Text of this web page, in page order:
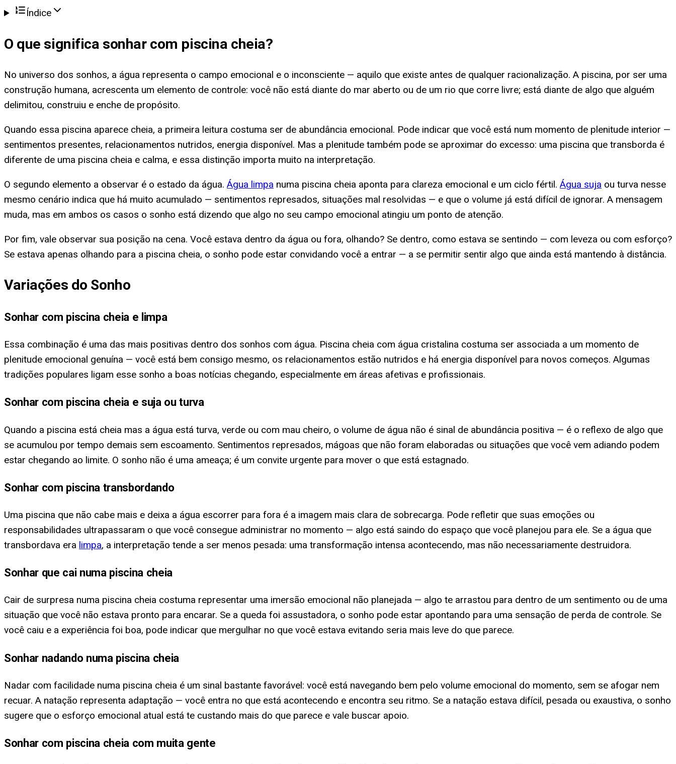
Índice
O que significa sonhar com piscina cheia?
No universo dos sonhos, a água representa o campo emocional e o inconsciente — aquilo que existe antes de qualquer racionalização. A piscina, por ser uma
construção humana, acrescenta um elemento de controle: você não está diante do mar aberto ou de um rio que corre livre; está diante de algo que alguém
delimitou, construiu e enche de propósito.
Quando essa piscina aparece cheia, a primeira leitura costuma ser de abundância emocional. Pode indicar que você está num momento de plenitude interior —
sentimentos presentes, relacionamentos nutridos, energia disponível. Mas a plenitude também pode se aproximar do excesso: uma piscina que transborda é
diferente de uma piscina cheia e calma, e essa distinção importa muito na interpretação.
O segundo elemento a observar é o estado da água. Água limpa numa piscina cheia aponta para clareza emocional e um ciclo fértil. Água suja ou turva nesse
mesmo cenário indica que há muito acumulado — sentimentos represados, situações mal resolvidas — e que o volume já está difícil de ignorar. A mensagem
muda, mas em ambos os casos o sonho está dizendo que algo no seu campo emocional atingiu um ponto de atenção.
Por fim, vale observar sua posição na cena. Você estava dentro da água ou fora, olhando? Se dentro, como estava se sentindo — com leveza ou com esforço?
Se estava apenas olhando para a piscina cheia, o sonho pode estar convidando você a entrar — a se permitir sentir algo que ainda está mantendo à distância.
Variações do Sonho
Sonhar com piscina cheia e limpa
Essa combinação é uma das mais positivas dentro dos sonhos com água. Piscina cheia com água cristalina costuma ser associada a um momento de
plenitude emocional genuína — você está bem consigo mesmo, os relacionamentos estão nutridos e há energia disponível para novos começos. Algumas
tradições populares ligam esse sonho a boas notícias chegando, especialmente em áreas afetivas e profissionais.
Sonhar com piscina cheia e suja ou turva
Quando a piscina está cheia mas a água está turva, verde ou com mau cheiro, o volume de água não é sinal de abundância positiva — é o reflexo de algo que
se acumulou por tempo demais sem escoamento. Sentimentos represados, mágoas que não foram elaboradas ou situações que você vem adiando podem
estar chegando ao limite. O sonho não é uma ameaça; é um convite urgente para mover o que está estagnado.
Sonhar com piscina transbordando
Uma piscina que não cabe mais e deixa a água escorrer para fora é a imagem mais clara de sobrecarga. Pode refletir que suas emoções ou
responsabilidades ultrapassaram o que você consegue administrar no momento — algo está saindo do espaço que você planejou para ele. Se a água que
transbordava era limpa, a interpretação tende a ser menos pesada: uma transformação intensa acontecendo, mas não necessariamente destruidora.
Sonhar que cai numa piscina cheia
Cair de surpresa numa piscina cheia costuma representar uma imersão emocional não planejada — algo te arrastou para dentro de um sentimento ou de uma
situação que você não estava pronto para encarar. Se a queda foi assustadora, o sonho pode estar apontando para uma sensação de perda de controle. Se
você caiu e a experiência foi boa, pode indicar que mergulhar no que você estava evitando seria mais leve do que parece.
Sonhar nadando numa piscina cheia
Nadar com facilidade numa piscina cheia é um sinal bastante favorável: você está navegando bem pelo volume emocional do momento, sem se afogar nem
recuar. A natação representa adaptação — você entra no que está acontecendo e encontra seu ritmo. Se a natação estava difícil, pesada ou exaustiva, o sonho
sugere que o esforço emocional atual está te custando mais do que parece e vale buscar apoio.
Sonhar com piscina cheia com muita gente